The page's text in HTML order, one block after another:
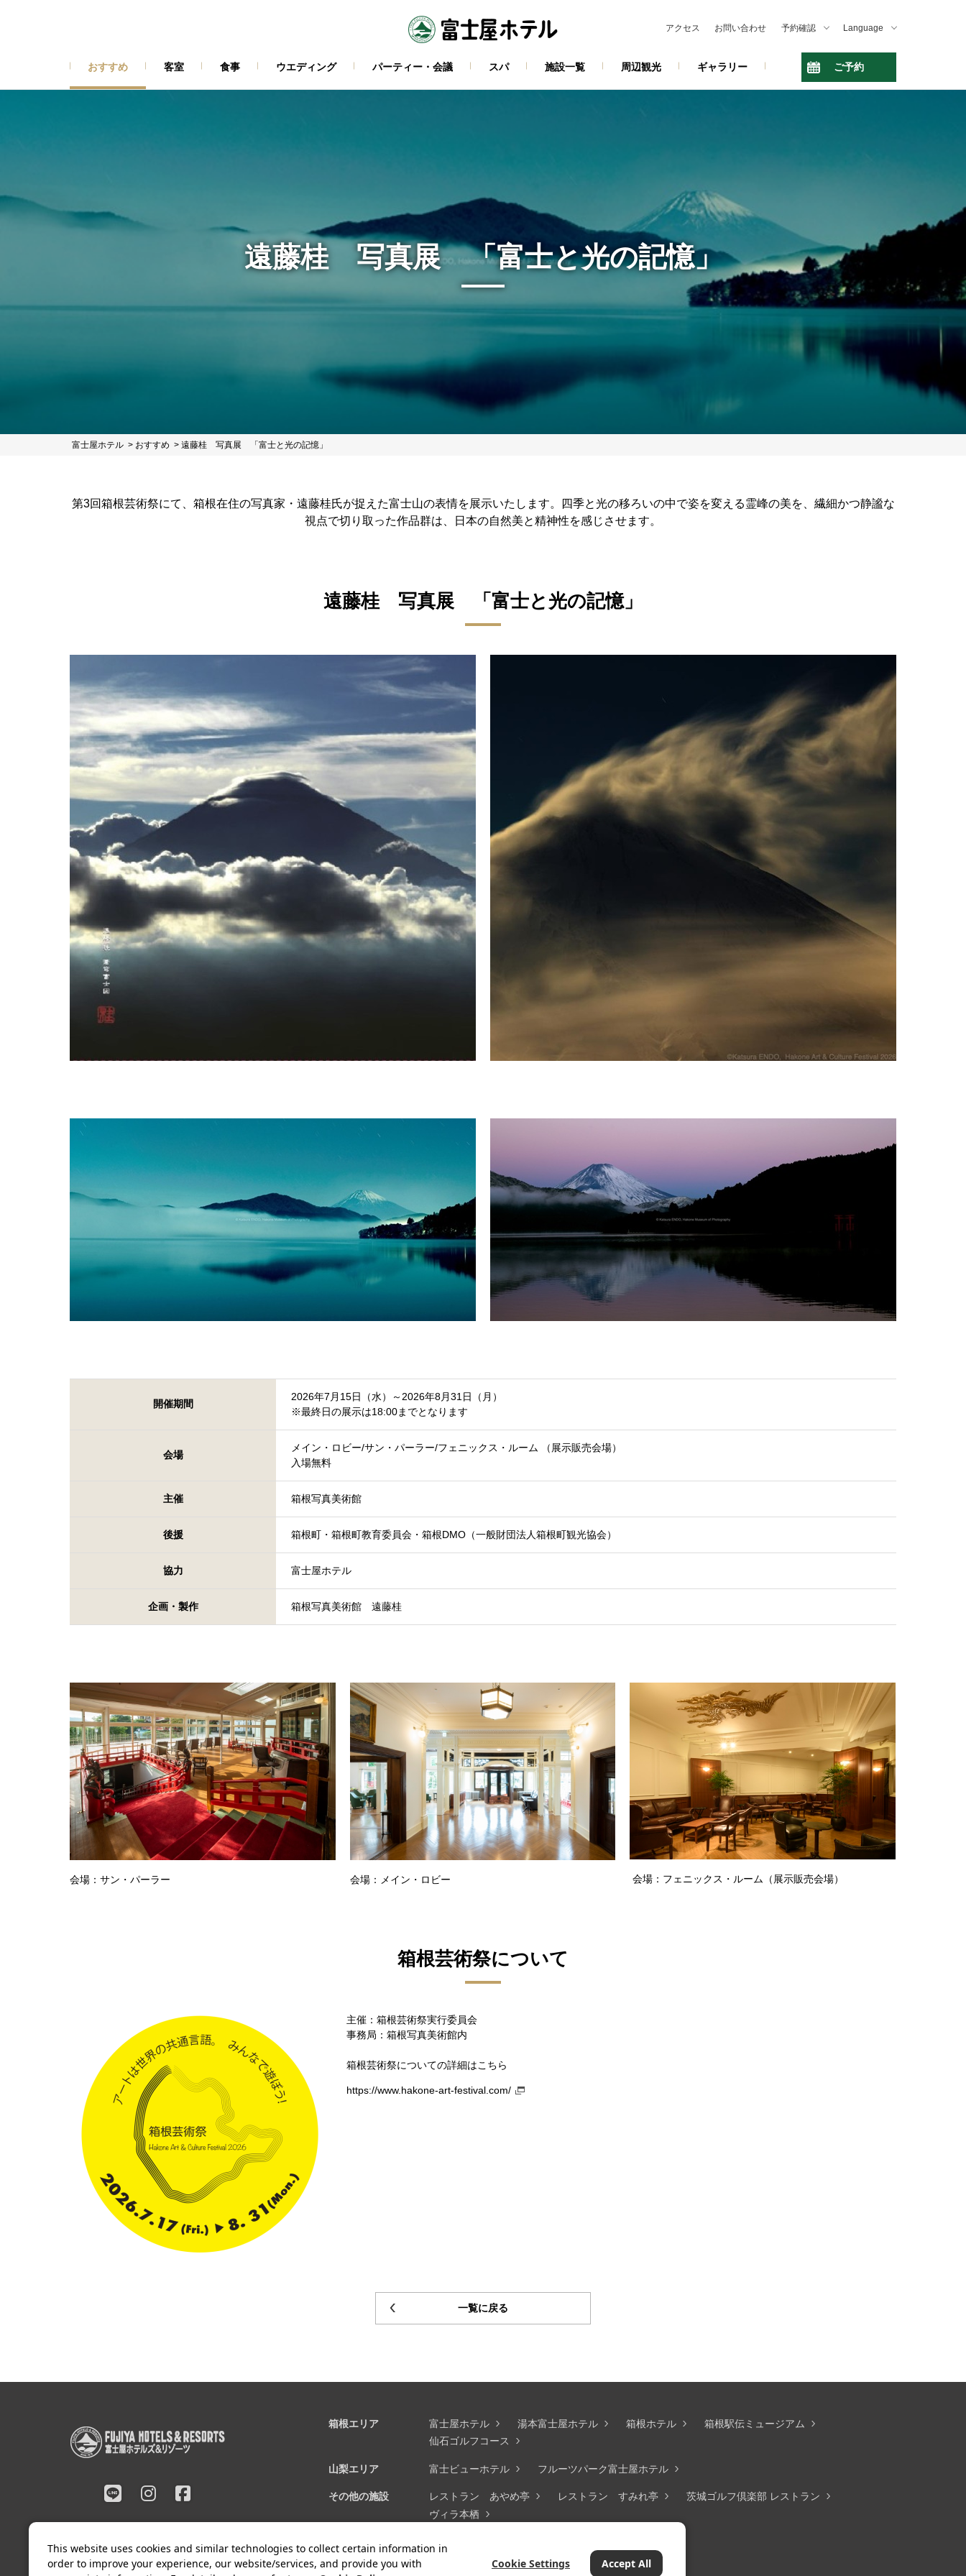
おすすめ 客室 食事 ウエディング パーティー・会議 スパ 施設一覧 周辺観光 ギャラリー ご予約
アクセス お問い合わせ 予約確認 Language
遠藤桂 写真展 「富士と光の記憶」
富士屋ホテル おすすめ 遠藤桂 写真展 「富士と光の記憶」
第3回箱根芸術祭にて、箱根在住の写真家・遠藤桂氏が捉えた富士山の表情を展示いたします。四季と光の移ろいの中で姿を変える霊峰の美を、繊細かつ静謐な
視点で切り取った作品群は、日本の自然美と精神性を感じさせます。
遠藤桂 写真展 「富士と光の記憶」
開催期間
2026年7月15日（水）～2026年8月31日（月）
※最終日の展示は18:00までとなります
会場
メイン・ロビー/サン・パーラー/フェニックス・ルーム （展示販売会場）
入場無料
主催 箱根写真美術館
後援 箱根町・箱根町教育委員会・箱根DMO（一般財団法人箱根町観光協会）
協力 富士屋ホテル
企画・製作 箱根写真美術館 遠藤桂
会場：サン・パーラー 会場：メイン・ロビー 会場：フェニックス・ルーム（展示販売会場）
箱根芸術祭について
主催：箱根芸術祭実行委員会
事務局：箱根写真美術館内
箱根芸術祭についての詳細はこちら
https://www.hakone-art-festival.com/
一覧に戻る
箱根エリア 富士屋ホテル 湯本富士屋ホテル 箱根ホテル
箱根駅伝ミュージアム
仙石ゴルフコース
山梨エリア 富士ビューホテル フルーツパーク富士屋ホテル
その他の施設 レストラン あやめ亭 レストラン すみれ亭
茨城ゴルフ倶楽部 レストラン
ヴィラ本栖
通信販売 オンラインショップ
This website uses cookies and similar technologies to collect certain information in
order to improve your experience, our website/services, and provide you with
Cookie Settings Accept All